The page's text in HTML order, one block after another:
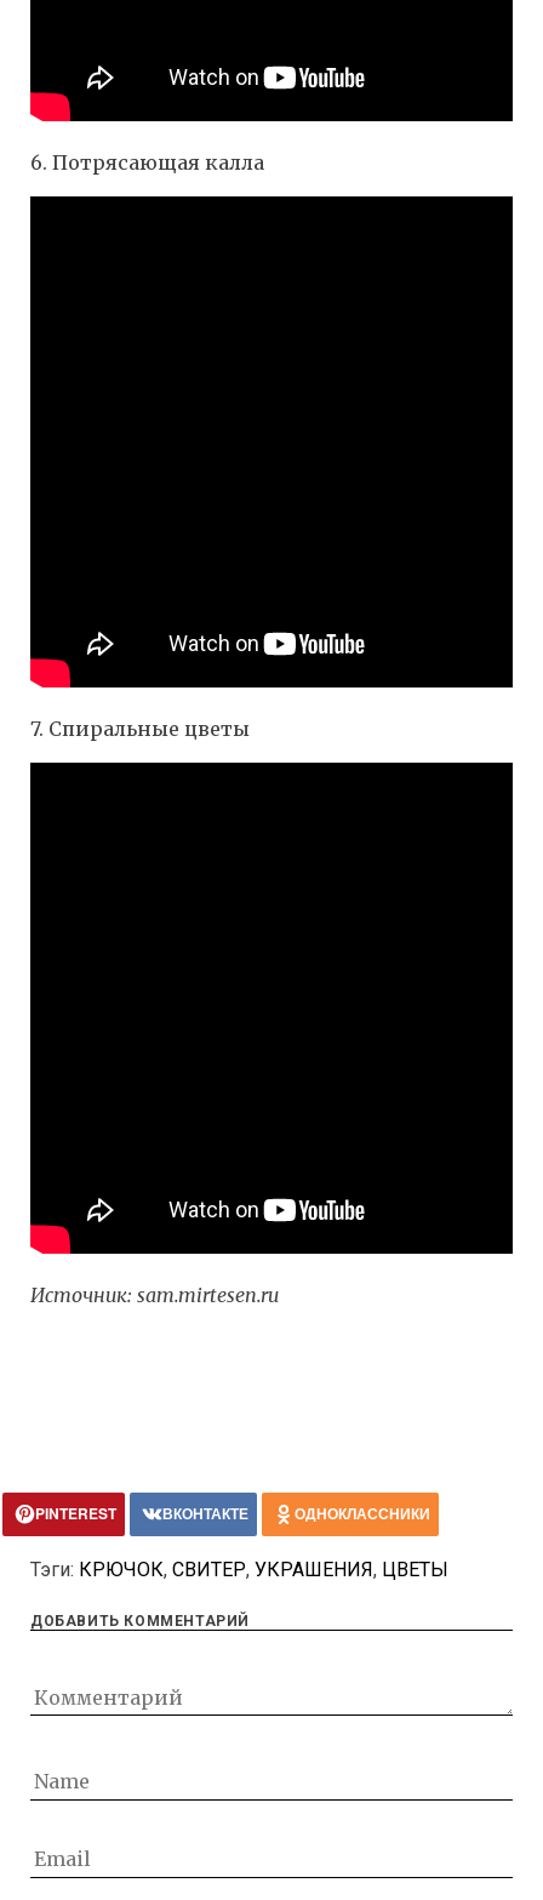
6. Потрясающая калла
7. Спиральные цветы
Источник: sam.mirtesen.ru
PINTEREST ВКОНТАКТЕ ОДНОКЛАССНИКИ
Тэги: КРЮЧОК, СВИТЕР, УКРАШЕНИЯ, ЦВЕТЫ
ДОБАВИТЬ КОММЕНТАРИЙ